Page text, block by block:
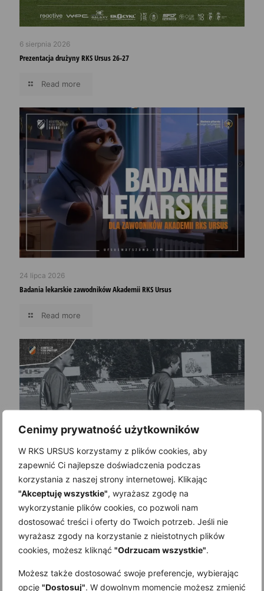
Cenimy prywatność użytkowników
W RKS URSUS korzystamy z plików cookies, aby
zapewnić Ci najlepsze doświadczenia podczas
korzystania z naszej strony internetowej. Klikając
"Akceptuję wszystkie" , wyrażasz zgodę na
wykorzystanie plików cookies, co pozwoli nam
dostosować treści i oferty do Twoich potrzeb. Jeśli nie
wyrażasz zgody na korzystanie z nieistotnych plików
cookies, możesz kliknąć "Odrzucam wszystkie"
Możesz także dostosować swoje preferencje, wybierając
opcję "Dostosuj" . W dowolnym momencie możesz zmienić
6 sierpnia 2026
Prezentacja drużyny RKS Ursus 26-27
Read more
24 lipca 2026
Badania lekarskie zawodników Akademii RKS Ursus
Read more
1 lipca 2026
„Ocalmy wspomnienia” – Historia RKS Ursus zapisana w kadrach – część 17.
Read more